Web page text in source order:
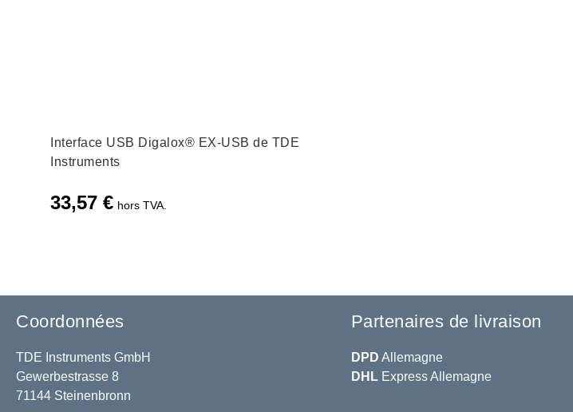
Interface USB Digalox® EX-USB de TDE
Instruments
33,57€ hors TVA.
Coordonnées
TDE Instruments GmbH
Gewerbestrasse 8
71144 Steinenbronn
Partenaires de livraison
DPD Allemagne
DHLExpress Allemagne